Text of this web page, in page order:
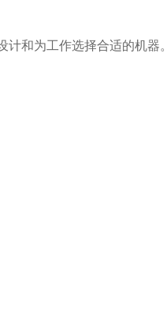
和为工作选择合适的机器。